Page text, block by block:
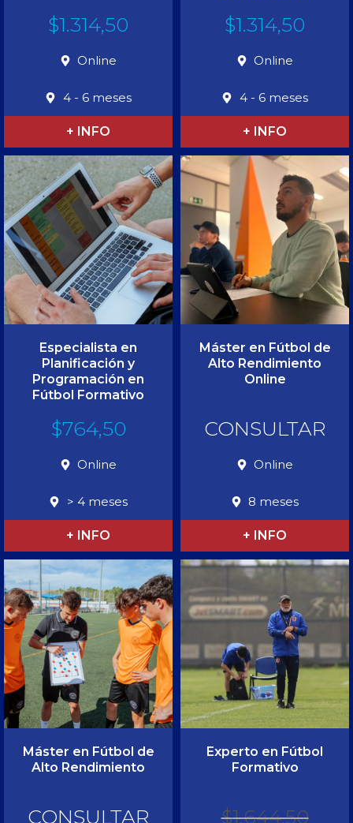
$1.314,50
Online
4 - 6 meses
+ INFO
$1.314,50
Online
4 - 6 meses
+ INFO
Especialista en
Planificación y
Programación en
Fútbol Formativo
$764,50
Online
> 4 meses
+ INFO
Máster en Fútbol de
Alto Rendimiento
Online
CONSULTAR
Online
8 meses
+ INFO
Máster en Fútbol de
Alto Rendimiento
CONSULTAR
Experto en Fútbol
Formativo
$1.644,50